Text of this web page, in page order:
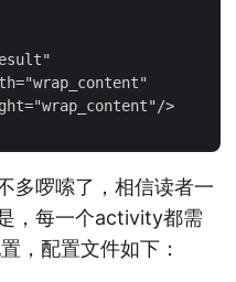
>
多啰嗦了，相信读者一
，每一个activity都需
，配置文件如下：